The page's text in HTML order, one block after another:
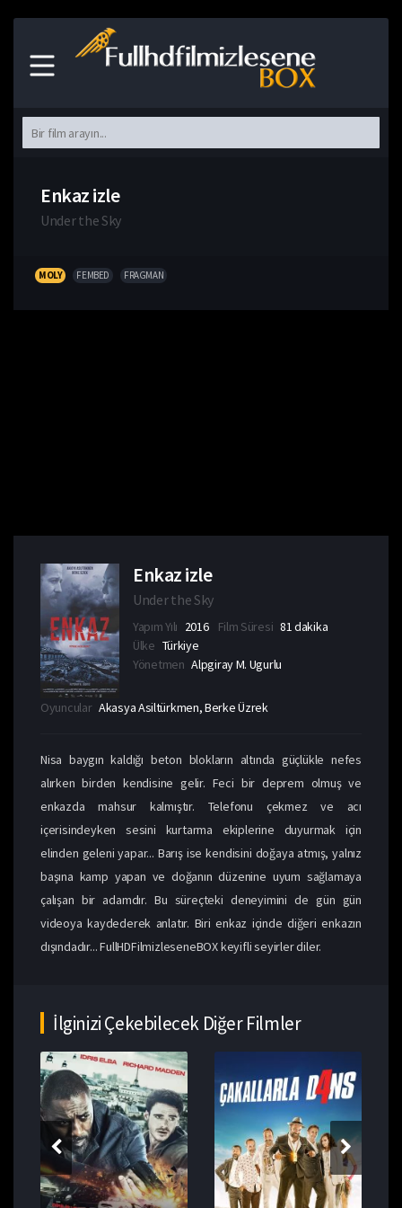
Enkaz izle
Under the Sky
MOLY FEMBED FRAGMAN
Enkaz izle
Under the Sky
Yapım Yılı 2016 Film Süresi 81 dakika
Ülke Türkiye
Yönetmen Alpgiray M. Ugurlu
Oyuncular Akasya Asiltürkmen, Berke Üzrek
Nisa baygın kaldığı beton blokların altında güçlükle nefes
alırken birden kendisine gelir. Feci bir deprem olmuş ve
enkazda mahsur kalmıştır. Telefonu çekmez ve acı
içerisindeyken sesini kurtarma ekiplerine duyurmak için
elinden geleni yapar... Barış ise kendisini doğaya atmış, yalnız
başına kamp yapan ve doğanın düzenine uyum sağlamaya
çalışan bir adamdır. Bu süreçteki deneyimini de gün gün
videoya kaydederek anlatır. Biri enkaz içinde diğeri enkazın
dışındadır... FullHDFilmizleseneBOX keyifli seyirler diler.
İlginizi Çekebilecek Diğer Filmler